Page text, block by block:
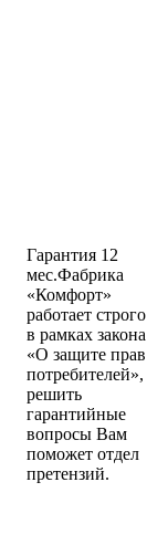
Гарантия 12
мес.Фабрика
«Комфорт»
работает строго
в рамках закона
«О защите прав
потребителей»,
решить
гарантийные
вопросы Вам
поможет отдел
претензий.